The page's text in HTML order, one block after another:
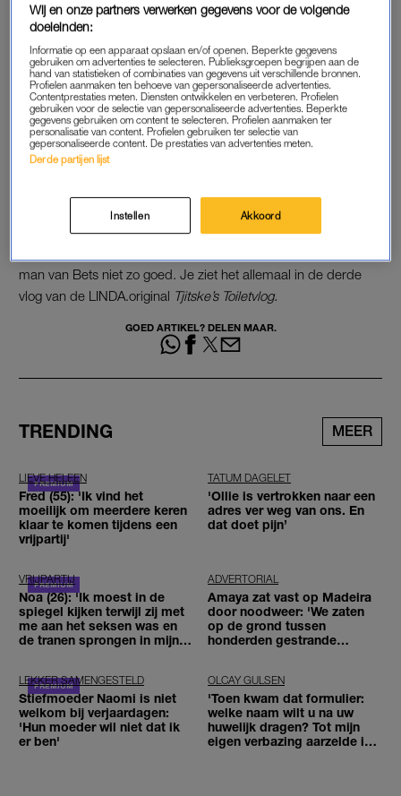
Niet vanwege luiheid, maar voor de schoonmaakster. Ze
maakt zich zorgen dat ze anders geen werk meer heeft en dat
vindt ze heel erg.
Lees ook
Tjitske vlogt over quarantaineleven vanaf het toilet: ‘Dit is mijn
toevluchtsoord’
VERRASSING
Buurvrouw Bets heeft ook deze week weer allerlei
man van Bets niet zo goed. Je ziet het allemaal in de derde
vlog van de LINDA.original Tjitske’s Toiletvlog.
GOED ARTIKEL? DELEN MAAR.
TRENDING MEER
LIEVE HELEEN
Fred (55): 'Ik vind het
moeilijk om meerdere keren
klaar te komen tijdens een
vrijpartij'
TATUM DAGELET
'Ollie is vertrokken naar een
adres ver weg van ons. En
dat doet pijn’
VRIJPARTIJ
Noa (26): 'Ik moest in de
spiegel kijken terwijl zij met
me aan het seksen was en
de tranen sprongen in mijn
ADVERTORIAL
Amaya zat vast op Madeira
door noodweer: 'We zaten
op de grond tussen
honderden gestrande
LEKKER SAMENGESTELD
Stiefmoeder Naomi is niet
welkom bij verjaardagen:
'Hun moeder wil niet dat ik
er ben'
OLCAY GULSEN
'Toen kwam dat formulier:
welke naam wilt u na uw
huwelijk dragen? Tot mijn
eigen verbazing aarzelde ik
Wij en onze partners verwerken gegevens voor de volgende
doeleinden:
Informatie op een apparaat opslaan en/of openen. Beperkte gegevens
gebruiken om advertenties te selecteren. Publieksgroepen begrijpen aan de
hand van statistieken of combinaties van gegevens uit verschillende bronnen.
Profielen aanmaken ten behoeve van gepersonaliseerde advertenties.
Contentprestaties meten. Diensten ontwikkelen en verbeteren. Profielen
gebruiken voor de selectie van gepersonaliseerde advertenties. Beperkte
gegevens gebruiken om content te selecteren. Profielen aanmaken ter
personalisatie van content. Profielen gebruiken ter selectie van
gepersonaliseerde content. De prestaties van advertenties meten.
Derde partijen lijst
Instellen Akkoord